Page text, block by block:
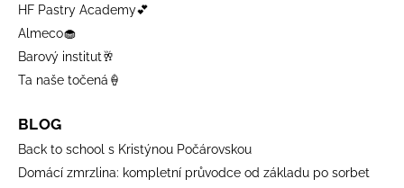
HF Pastry Academy💕
Almeco🧁
Barový institut🥂
Ta naše točená🍦
BLOG
Back to school s Kristýnou Počárovskou
Domácí zmrzlina: kompletní průvodce od základu po sorbet